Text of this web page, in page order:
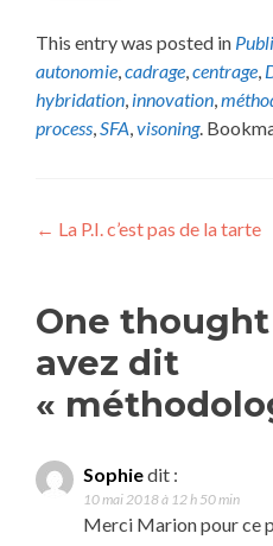
This entry was posted in
autonomie,cadrage,centrage,
hybridation, innovation,
process,SFA,visoning.
Post
← La P.I. c’est pas de la tarte
One thought
avez dit
«
Sophiedit :
10 mai 2018 à 12 h 50 min
Merci Marion pour ce